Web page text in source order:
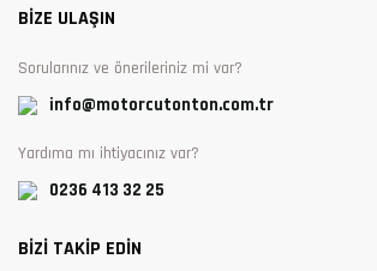
BİZE ULAŞIN
Sorularınız ve önerileriniz mi var?
info@motorcutonton.com.tr
Yardıma mı ihtiyacınız var?
0236 413 32 25
BİZİ TAKİP EDİN